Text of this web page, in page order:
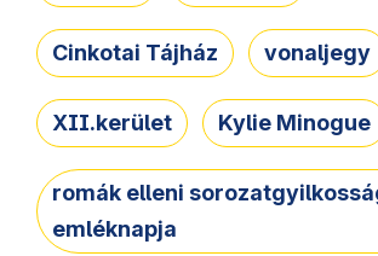
Cinkotai Tájház vonaljegy
XII.kerület Kylie Minogue
romák elleni
emléknapja